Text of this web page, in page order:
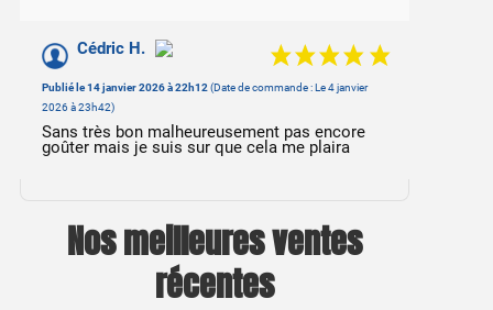
Cédric H.
Publié le 14 janvier 2026 à 22h12 (Date de commande : Le 4 janvier
2026 à 23h42)
Sans très bon malheureusement pas encore
goûter mais je suis sur que cela me plaira
Nos meilleures ventes
récentes